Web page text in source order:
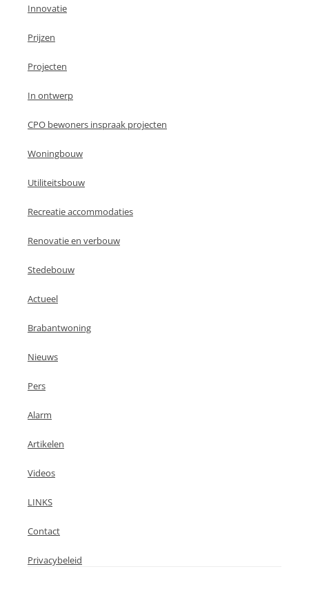
Innovatie
Prijzen
Projecten
In ontwerp
CPO bewoners inspraak projecten
Woningbouw
Utiliteitsbouw
Recreatie accommodaties
Renovatie en verbouw
Stedebouw
Actueel
Brabantwoning
Nieuws
Pers
Alarm
Artikelen
Videos
LINKS
Contact
Privacybeleid